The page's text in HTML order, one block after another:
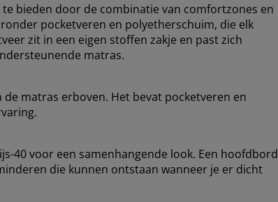
bieden door de combinatie van comfortzones en
pocketveren en polyetherschuim, die elk
zit in een eigen stoffen zakje en past zich
matras.
matras erboven. Het bevat pocketveren en
40 voor een samenhangende look. Een hoofdbord
die kunnen ontstaan wanneer je er dicht